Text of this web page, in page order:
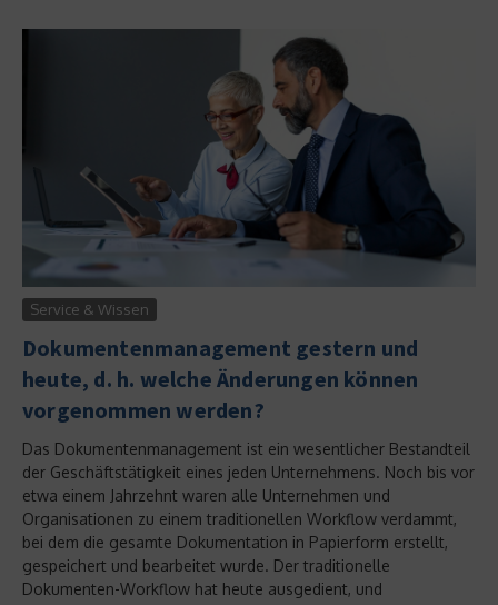
Service & Wissen
Dokumentenmanagement gestern und
heute, d. h. welche Änderungen können
vorgenommen werden?
Das Dokumentenmanagement ist ein wesentlicher Bestandteil
der Geschäftstätigkeit eines jeden Unternehmens. Noch bis vor
etwa einem Jahrzehnt waren alle Unternehmen und
Organisationen zu einem traditionellen Workflow verdammt,
bei dem die gesamte Dokumentation in Papierform erstellt,
gespeichert und bearbeitet wurde. Der traditionelle
Dokumenten-Workflow hat heute ausgedient, und